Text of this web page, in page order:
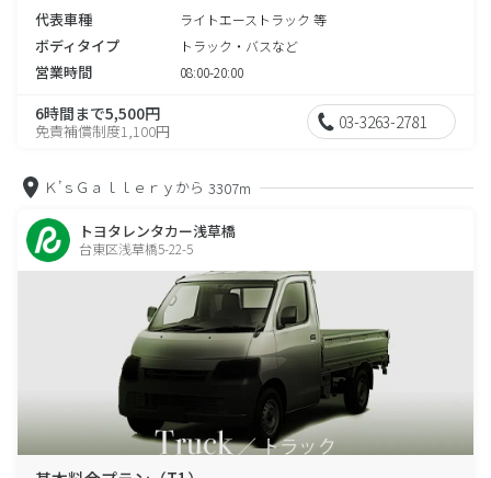
代表車種 ライトエーストラック 等
ボディタイプ トラック・バスなど
営業時間 08:00-20:00
6時間まで5,500円
免責補償制度1,100円 03-3263-2781
Ｋ’ｓＧａｌｌｅｒｙから 3307m
トヨタレンタカー浅草橋
台東区浅草橋5-22-5